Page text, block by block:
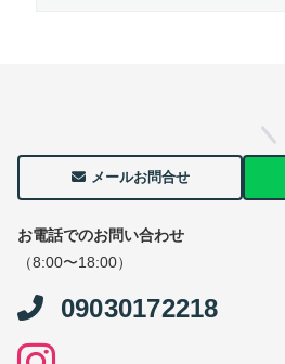
メールお問合せ
お電話でのお問い合わせ
（8:00〜18:00）
09030172218